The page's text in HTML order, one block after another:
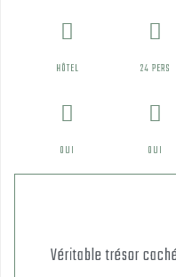
HÔTEL 24 PERS
OUI OUI
Véritable trésor